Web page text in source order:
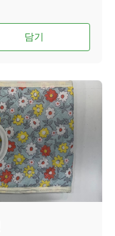
담기